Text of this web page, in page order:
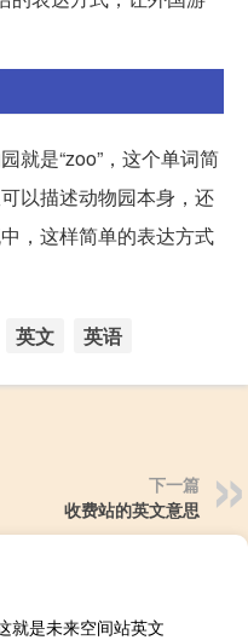
就是“zoo”，这个单词简
以描述动物园本身，还
，这样简单的表达方式
英文 英语
下一篇
收费站的英文意思
就是未来空间站英文